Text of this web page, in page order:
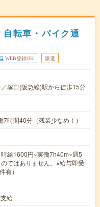
転車・バイク通
WEB登録OK 派遣
塚口(阪急線)駅から徒歩15分
時間40分（残業少なめ！）
給1600円×実働7h40m×週5
ではありません。※給与即受
有）
給